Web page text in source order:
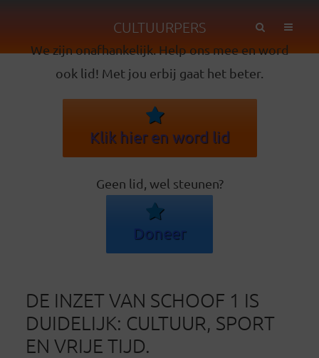
CULTUURPERS
We zijn onafhankelijk. Help ons mee en word
ook lid! Met jou erbij gaat het beter.
Klik hier en word lid
Geen lid, wel steunen?
Doneer
DE INZET VAN SCHOOF 1 IS
DUIDELIJK: CULTUUR, SPORT
EN VRIJE TIJD.